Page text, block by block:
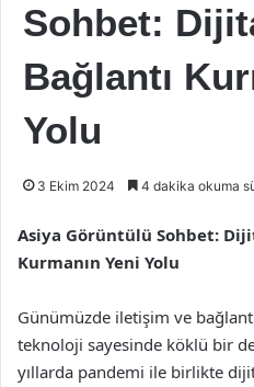
Sohbet:
Bağlantı
Yolu
3 Ekim 2024 4 dakika okuma
Asiya Görüntülü Sohbet:
Kurmanın Yeni Yolu
Günümüzde iletişim ve
teknoloji sayesinde köklü bir
yıllarda pandemi ile birlikte